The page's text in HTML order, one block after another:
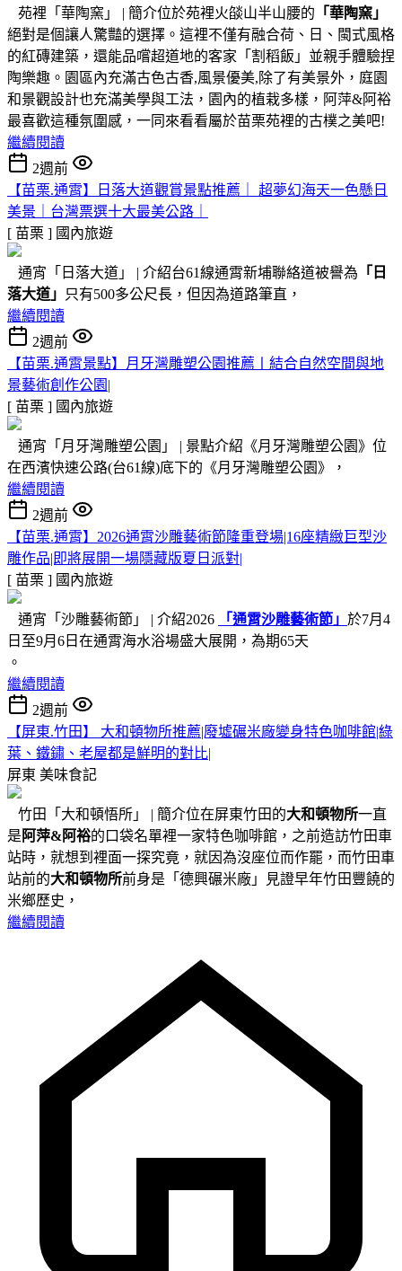
苑裡「華陶窯」 | 簡介位於苑裡火燄山半山腰的 「華陶窯」
絕對是個讓人驚豔的選擇。這裡不僅有融合荷、日、閩式風格
的紅磚建築，還能品嚐超道地的客家「割稻飯」並親手體驗捏
陶樂趣。園區內充滿古色古香,風景優美,除了有美景外，庭園
和景觀設計也充滿美學與工法，園內的植栽多樣，阿萍&阿裕
最喜歡這種氛圍感，一同來看看屬於苗栗苑裡的古樸之美吧!
繼續閱讀
2週前
【苗栗.通霄】日落大道觀賞景點推薦｜ 超夢幻海天一色懸日
美景｜台灣票選十大最美公路｜
[ 苗栗 ] 國內旅遊
通宵「日落大道」 | 介紹台61線通霄新埔聯絡道被譽為 「日
落大道」
只有500多公尺長，但因為道路筆直，
繼續閱讀
2週前
【苗栗.通霄景點】月牙灣雕塑公園推薦〡結合自然空間與地
景藝術創作公園|
[ 苗栗 ] 國內旅遊
通宵「月牙灣雕塑公園」 | 景點介紹《月牙灣雕塑公園》位
在西濱快速公路(台61線)底下的《月牙灣雕塑公園》，
繼續閱讀
2週前
【苗栗.通霄】2026通霄沙雕藝術節隆重登場|16座精緻巨型沙
雕作品|即將展開一場隱藏版夏日派對|
[ 苗栗 ] 國內旅遊
通宵「沙雕藝術節」 | 介紹2026 「通霄沙雕藝術節」 於7月4
日至9月6日在通霄海水浴場盛大展開，為期65天
。
繼續閱讀
2週前
【屏東.竹田】 大和頓物所推薦|廢墟碾米廠變身特色咖啡館|綠
葉、鐵鏽、老屋都是鮮明的對比|
屏東 美味食記
竹田「大和頓悟所」 | 簡介位在屏東竹田的大和頓物所一直
是 阿萍&阿裕的口袋名單裡一家特色咖啡館，之前造訪竹田車
站時，就想到裡面一探究竟，就因為沒座位而作罷，而竹田車
站前的大和頓物所前身是「德興碾米廠」見證早年竹田豐饒的
米鄉歷史，
繼續閱讀